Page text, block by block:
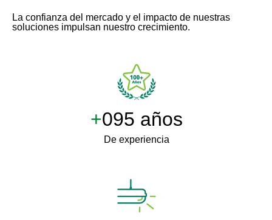
La confianza del mercado y el impacto de nuestras
soluciones impulsan nuestro crecimiento.
+100 años
De experiencia